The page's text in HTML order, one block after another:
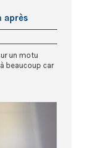
après
un motu
beaucoup car